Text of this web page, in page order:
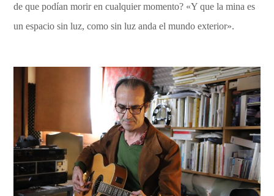
de que podían morir en cualquier momento? «Y que la mina es
un espacio sin luz, como sin luz anda el mundo exterior».